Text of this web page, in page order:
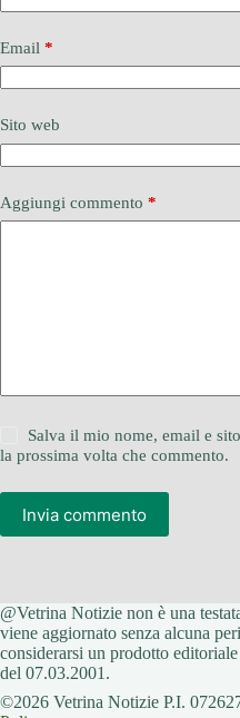
Email *
Sito web
Aggiungi commento *
Salva il mio nome, email e
la prossima volta che commento.
Invia commento
@Vetrina Notizie non è una
viene aggiornato senza alcuna
considerarsi un prodotto
del 07.03.2001.
©2026 Vetrina Notizie P.I.